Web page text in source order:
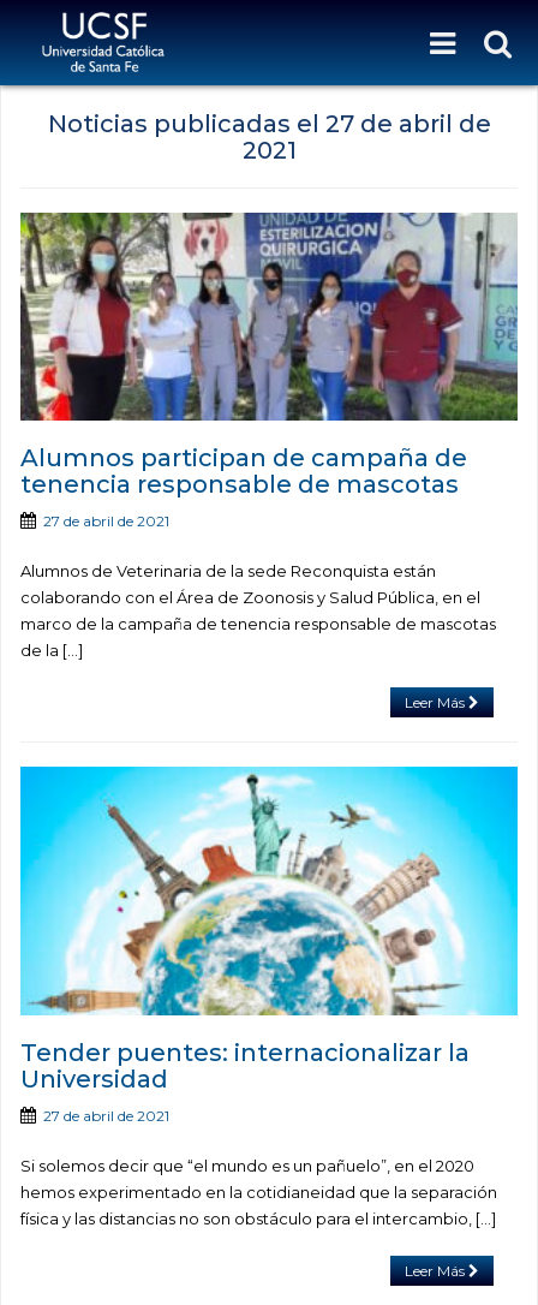
Noticias publicadas el 27 de abril de
2021
Alumnos participan de campaña de
tenencia responsable de mascotas
27 de abril de 2021
Alumnos de Veterinaria de la sede Reconquista están
colaborando con el Área de Zoonosis y Salud Pública, en el
marco de la campaña de tenencia responsable de mascotas
de la […]
Leer Más
Tender puentes: internacionalizar la
Universidad
27 de abril de 2021
Si solemos decir que “el mundo es un pañuelo”, en el 2020
hemos experimentado en la cotidianeidad que la separación
física y las distancias no son obstáculo para el intercambio, […]
Leer Más